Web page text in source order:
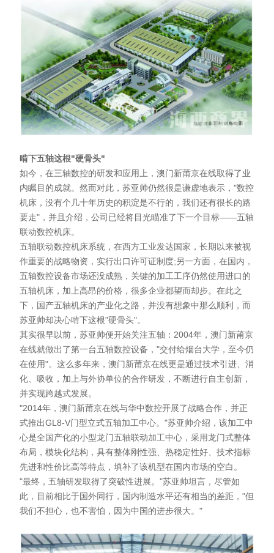
啃下五轴这根"硬骨头"
如今，在三轴数控的研发和应用上，澳门新莆京在线取得了业
内瞩目的成就。然而对此，苏亚帅仍然很是谦虚地表示，"数控
机床，没有个几十年历史的积淀是不行的，我们还有很长的路
要走"，并且介绍，公司已经将目光瞄准了下一个目标——五轴
联动数控机床。
五轴联动数控机床系统，在西方工业发达国家，长期以来被视
作重要的战略物资，实行出口许可证制度;另一方面，在国内，
五轴数控设备市场还没成熟，关键的加工工序仍然使用进口的
五轴机床，加上高昂的价格，很多企业都望而却步。在此之
下，国产五轴机床的产业化之路，并没有想象中那么顺利，而
苏亚帅却决心啃下这根"硬骨头"。
其实很早以前，苏亚帅便开始关注五轴：2004年，澳门新莆京
在线就做出了第一台五轴数控设备，"交付给烟台大学，至今仍
在使用"。这么多年来，澳门新莆京在线更是通过技术引进、消
化、吸收，加上与外协单位的合作研发，不断进行自主创新，
并实现跨越式发展。
"2014年，澳门新莆京在线与华中数控开展了战略合作，并正
式推出GL8-V门型立式五轴加工中心。"苏亚帅介绍，该加工中
心是全国产化的小型龙门五轴联动加工中心，采用龙门式整体
布局，模块化结构，具有整体刚性强、热稳定性好、技术指标
先进和性价比高等特点，填补了该机型在国内市场的空白。
"最终，五轴研发取得了突破性进展。"苏亚帅坦言，尽管如
此，目前相比于国外同行，国内制造水平还有相当的差距，"但
我们不担心，也不害怕，因为中国的进步很大。"